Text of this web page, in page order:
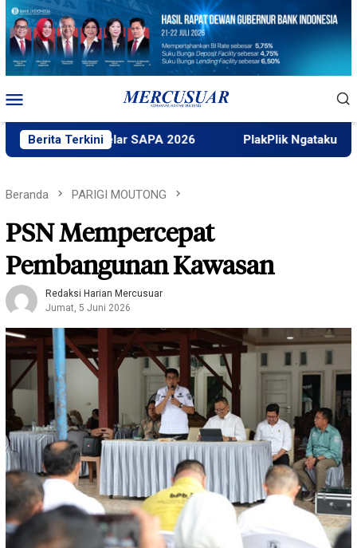
Loncat
konten
Mobile
Berita Terkini
Untad Gelar SAPA 2026 PlakPlik Ngataku Dukung
Beranda PARIGI MOUTONG
PSN Mempercepat
Pembangunan Kawasan
Redaksi Harian Mercusuar
Jumat, 5 Juni 2026